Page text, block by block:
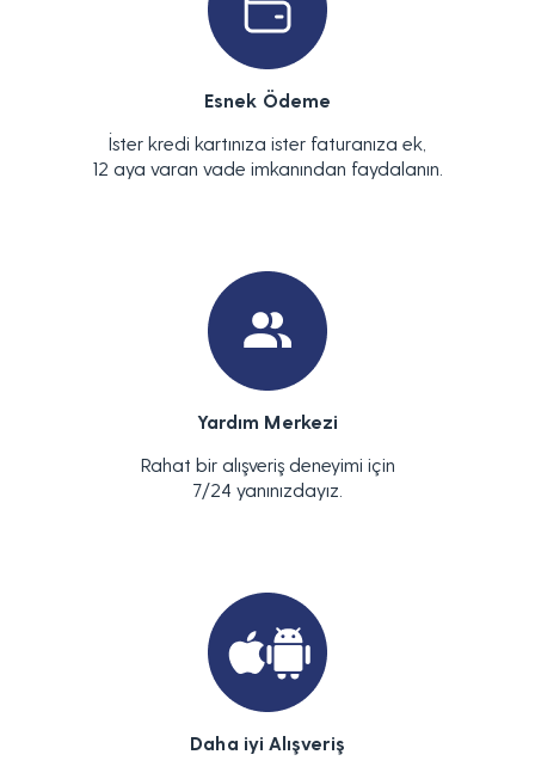
Esnek Ödeme
İster kredi kartınıza ister faturanıza ek,
12 aya varan vade imkanından faydalanın.
Yardım Merkezi
Rahat bir alışveriş deneyimi için
7/24 yanınızdayız.
Daha iyi Alışveriş